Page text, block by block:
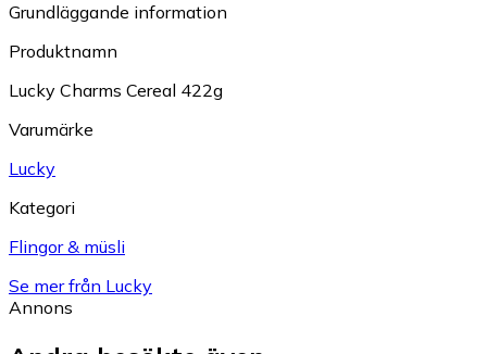
Grundläggande information
Produktnamn
Lucky Charms Cereal 422g
Varumärke
Lucky
Kategori
Flingor & müsli
Se mer från Lucky
Annons